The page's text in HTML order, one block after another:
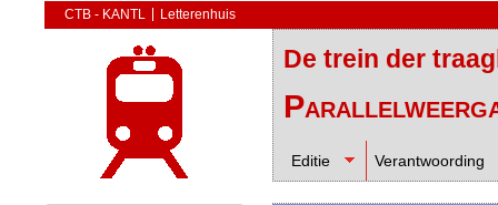
CTB - KANTL Letterenhuis
De trein der
Editie Verantwoording